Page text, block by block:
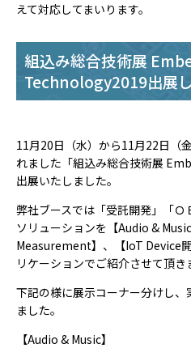
えて対応してまいります。
組込み総合技術展
Technology2019出展
11月20日（水）から11月22日（
れました「組込み総合技術展
出展いたしました。
弊社ブースでは「受託開発」「
ソリューションを【Audio &
Measurement】、【IoT Device
リケーションでご紹介させて頂き
下記の様に展示コーナー分けし
ました。
【Audio & Music】